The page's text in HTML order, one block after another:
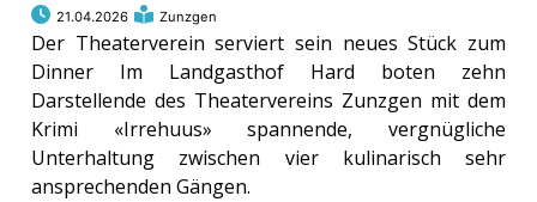
21.04.2026 Zunzgen
Der Theaterverein serviert sein neues Stück zum
Dinner Im Landgasthof Hard boten zehn
Darstellende des Theatervereins Zunzgen mit dem
Krimi «Irrehuus» spannende, vergnügliche
Unterhaltung zwischen vier kulinarisch sehr
ansprechenden Gängen.